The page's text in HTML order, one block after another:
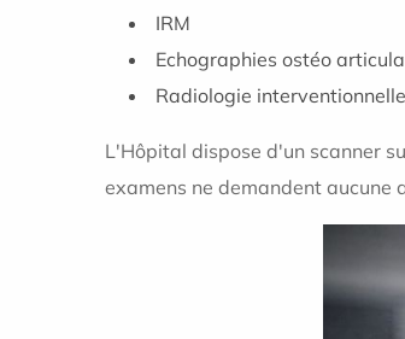
IRM
Echographies ostéo
Radiologie
L'Hôpital dispose d'un scanner
examens ne demandent